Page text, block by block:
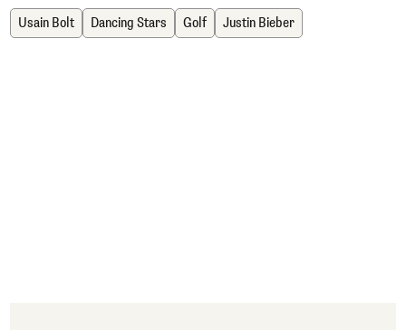
Usain Bolt Dancing Stars Golf Justin Bieber